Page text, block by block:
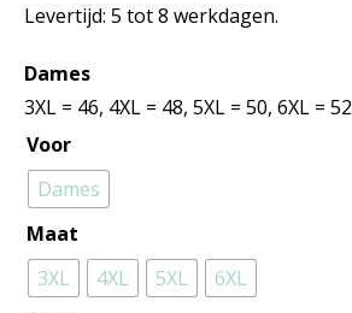
Levertijd: 5 tot 8 werkdagen.
Dames
3XL = 46, 4XL = 48, 5XL = 50, 6XL = 52
Voor
Dames
Maat
3XL
4XL 5XL
6XL